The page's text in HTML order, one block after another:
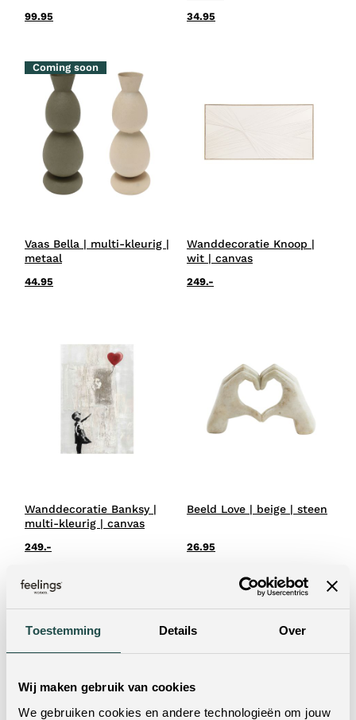
Toestemming Details Over
Wij maken gebruik van cookies
We gebruiken cookies en andere technologieën om jouw
99.95 34.95
Coming soon
Vaas Bella | multi-kleurig |
metaal
44.95
Wanddecoratie Knoop |
wit | canvas
249.-
Wanddecoratie Banksy |
multi-kleurig | canvas
249.-
Beeld Love | beige | steen
26.95